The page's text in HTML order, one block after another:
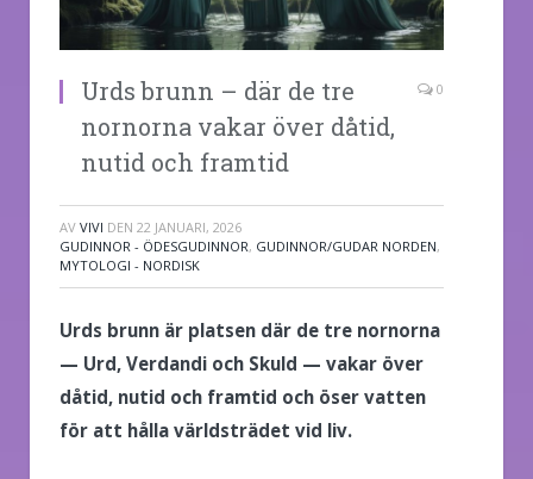
Urds brunn – där de tre
nornorna vakar över dåtid,
nutid och framtid
0
AV VIVI DEN 22 JANUARI, 2026
GUDINNOR - ÖDESGUDINNOR, GUDINNOR/GUDAR NORDEN,
MYTOLOGI - NORDISK
Urds brunn är platsen där de tre nornorna
— Urd, Verdandi och Skuld — vakar över
dåtid, nutid och framtid och öser vatten
för att hålla världsträdet vid liv.